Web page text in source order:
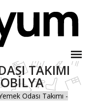
TAKIMI
Odası Takımı -